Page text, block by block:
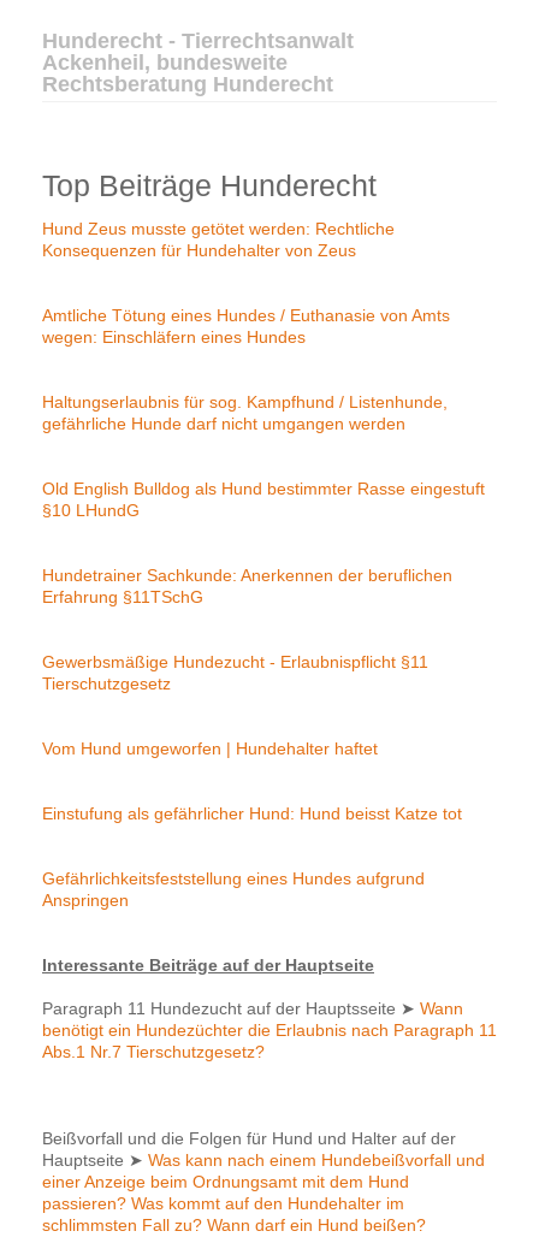
Hunderecht - Tierrechtsanwalt
Ackenheil, bundesweite
Rechtsberatung Hunderecht
Top Beiträge Hunderecht
Hund Zeus musste getötet werden: Rechtliche
Konsequenzen für Hundehalter von Zeus
Amtliche Tötung eines Hundes / Euthanasie von Amts
wegen: Einschläfern eines Hundes
Haltungserlaubnis für sog. Kampfhund / Listenhunde,
gefährliche Hunde darf nicht umgangen werden
Old English Bulldog als Hund bestimmter Rasse eingestuft
§10 LHundG
Hundetrainer Sachkunde: Anerkennen der beruflichen
Erfahrung §11TSchG
Gewerbsmäßige Hundezucht - Erlaubnispflicht §11
Tierschutzgesetz
Vom Hund umgeworfen | Hundehalter haftet
Einstufung als gefährlicher Hund: Hund beisst Katze tot
Gefährlichkeitsfeststellung eines Hundes aufgrund
Anspringen
Interessante Beiträge auf der Hauptseite
Paragraph 11 Hundezucht auf der Hauptsseite ➤ Wann
benötigt ein Hundezüchter die Erlaubnis nach Paragraph 11
Abs.1 Nr.7 Tierschutzgesetz?
Beißvorfall und die Folgen für Hund und Halter auf der
Hauptseite ➤ Was kann nach einem Hundebeißvorfall und
einer Anzeige beim Ordnungsamt mit dem Hund
passieren? Was kommt auf den Hundehalter im
schlimmsten Fall zu? Wann darf ein Hund beißen?